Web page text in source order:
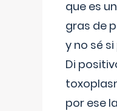
que es
gras de
y no sé
Di
por ese